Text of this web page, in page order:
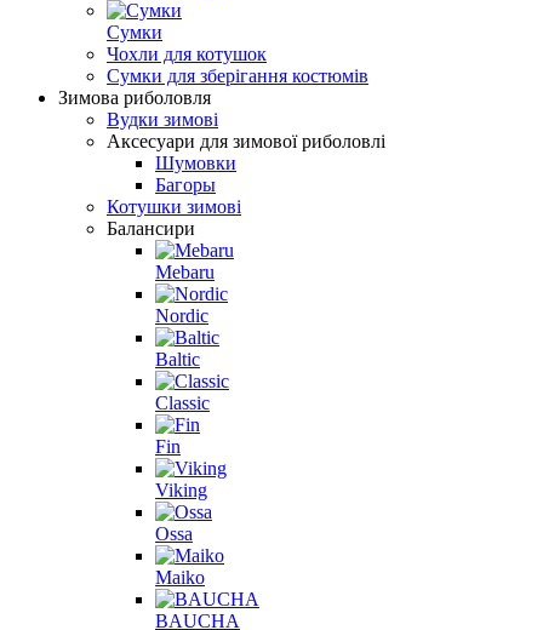
Сумки
Чохли для котушок
Сумки для зберігання костюмів
Зимова риболовля
Вудки зимові
Аксесуари для зимової риболовлі
Шумовки
Багоры
Котушки зимові
Балансири
Mebaru
Nordic
Baltic
Classic
Fin
Viking
Ossa
Maiko
BAUCHA